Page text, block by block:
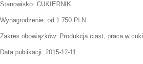
Stanowisko: CUKIERNIK
Wynagrodzenie: od 1 750 PLN
Zakres obowiązków: Produkcja ciast, praca w
Data publikacji: 2015-12-11